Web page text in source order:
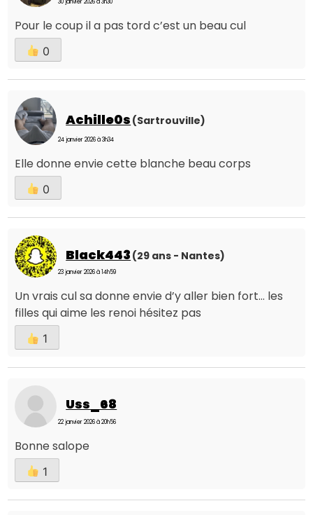
Pour le coup il a pas tord c’est un beau cul
0
Achille0s (Sartrouville)
24 janvier 2026 à 3h34
Elle donne envie cette blanche beau corps
0
Black443 (29 ans - Nantes)
23 janvier 2026 à 14h59
Un vrais cul sa donne envie d’y aller bien fort… les
filles qui aime les renoi hésitez pas
1
Uss_68
22 janvier 2026 à 20h56
Bonne salope
1